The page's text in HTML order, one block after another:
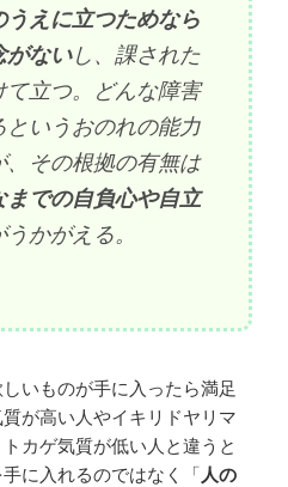
うえに立つためなら
がないし、課された
立つ。どんな障害
というおのれの能力
、その根拠の有無は
までの自負心や自立
かがえる。
いものが手に入ったら満足
が高い人やイキリドヤリマ
カゲ気質が低い人と違うと
に入れるのではなく「 人の